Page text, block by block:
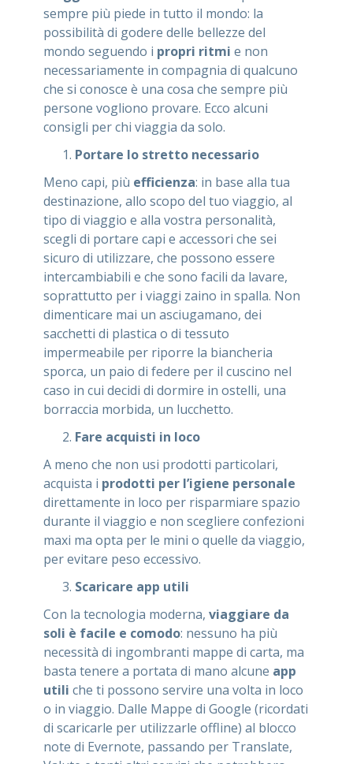
sempre più piede in tutto il mondo: la
possibilità di godere delle bellezze del
mondo seguendo i propri ritmi e non
necessariamente in compagnia di qualcuno
che si conosce è una cosa che sempre più
persone vogliono provare. Ecco alcuni
consigli per chi viaggia da solo.
Portare lo stretto necessario
Meno capi, più efficienza: in base alla tua
destinazione, allo scopo del tuo viaggio, al
tipo di viaggio e alla vostra personalità,
scegli di portare capi e accessori che sei
sicuro di utilizzare, che possono essere
intercambiabili e che sono facili da lavare,
soprattutto per i viaggi zaino in spalla. Non
dimenticare mai un asciugamano, dei
sacchetti di plastica o di tessuto
impermeabile per riporre la biancheria
sporca, un paio di federe per il cuscino nel
caso in cui decidi di dormire in ostelli, una
borraccia morbida, un lucchetto.
Fare acquisti in loco
A meno che non usi prodotti particolari,
acquista i prodotti per l’igiene personale
direttamente in loco per risparmiare spazio
durante il viaggio e non scegliere confezioni
maxi ma opta per le mini o quelle da viaggio,
per evitare peso eccessivo.
Scaricare app utili
Con la tecnologia moderna, viaggiare da
soli è facile e comodo: nessuno ha più
necessità di ingombranti mappe di carta, ma
basta tenere a portata di mano alcune app
utili che ti possono servire una volta in loco
o in viaggio. Dalle Mappe di Google (ricordati
di scaricarle per utilizzarle offline) al blocco
note di Evernote, passando per Translate,